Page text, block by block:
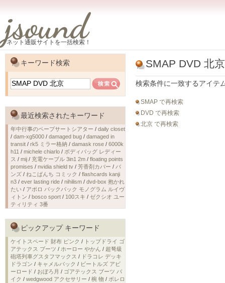
jsound
ネット通販サイトを一括検索！
SMAP DVD 北京
検索条件に一致するアイテ
SMAP で再検索
DVD で再検索
北京 で再検索
キーワード検索
最近検索されたキーワード
年中行事のペープサートシアター / daily closet
/ dam-xg5000 / damaged bug / damaged in
transit / rk5 ミラー格納 / damask rose / 6000k
h11 / michele chiarlo / ボディバッグ レディー
ス / mij / 充電ケーブル 3in1 2m / floating points
promises / nvidia shield tv / 芳香剤カバー / バ
ンズ / ねこぱんち コミック / flashcards kanji
n3 / ever lasting ride / nihilism / dvd-box 抱かれ
たい / アポロ バックパック モノグラム ルイヴ
ィトン / bosco sport / 100スキ / ゼクシオ ユー
ティリティ 3番
ピックアップ キーワード
ケイトスペード 財布 ピンク / トップドライ ゴ
アテックス ブーツ / ホーロー やかん / 超弩級
砲塔列車グスタフマックス / ドラコレ デッキ
ドラゴン / キャメルバック / ビートルズ アビ
ーロード / おぼろ月 / ゴアテックス ブーツ バ
イク / wedgwood アクセサリー / 椀 物 / ボレロ